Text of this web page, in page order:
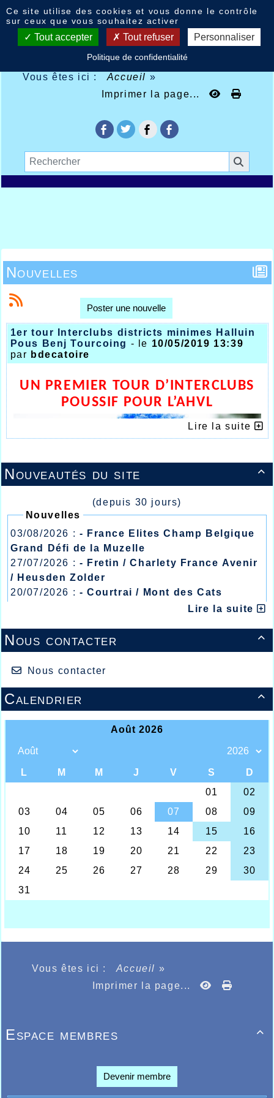
Vous êtes ici : Accueil »
Imprimer la page...

Nouveautés du site
(depuis 30 jours)
Nouvelles
03/08/2026 : - France Elites Champ Belgique
Grand Défi de la Muzelle
27/07/2026 : - Fretin / Charlety France Avenir
/ Heusden Zolder
20/07/2026 : - Courtrai / Mont des Cats
- Lyon / Meeting Abeilles /Lire la suite

Nous contacter
Nous contacter

Calendrier
Nouvelles
Poster une nouvelle
1er tour Interclubs districts minimes Halluin
Pous Benj Tourcoing - le 10/05/2019 13:39
par bdecatoire
UN PREMIER TOUR D’INTERCLUBS
POUSSIF POUR L’AHVL
Le week-end dernier c’est à Lens, au stade Léo
Lagrange que se réunissaient les athlètes de l’AHVL
pour la nationale 3 avec pour opposition
Haubourdin, Somain, Anzin, Lens, St Amand, et
même si au départ les Halluinois auraient aimé
réaliser un score leur permettant de se maintenir
en nationale 3, les athlètes de pointes blessés dans
l’équipe tels qu’Agathe Delahoutre, Emma
Meirhaeghe, Justin Jude, la mise au repos après son
marathon record il y a une semaine de Thomas
Deleu, devaient peser lourd dans la balance plus
semblait dès le départ assez ardue, et c’est un total
de 29806 points qui devait reléguer les jaunes et
bleus à la 5
èmeplace du match remporté par
Haubourdin LW. Heureusement Agathe Penet devait
14.53 au 100m haies et 1m45 au saut en hauteur, il
d’Anaïs Courtois sur 200m 28.59 de Léa
Vanhaverbeke sur 800m 2.37.24, 14.11 d’Eponine
Deribreux et 14.31 Laura Bevière toutes deux sur
longueur de Julie Deprez, 2.40.41 sur 800m de
Rachel Vanlerberghe, chez les garçons les 11.26
longueur, 4.06.56 de Salim Bouaoud sur 1500m, Léo
Baptiste Legrand et 2.03.86 pour Antoine Bogaert
27.03.82 sur le 5000m marche pour Amaury
100m pour Quentin Soldera, 1m55 en hauteur pour
Baptiste Legrand, 25.36 sur 200m pour Antoine
Catoire.
Lire la suite
Vous êtes ici : Accueil »
Imprimer la page...

Espace membres
Devenir membre
Ce site utilise des cookies et vous donne le contrôle
sur ceux que vous souhaitez activer
Tout accepter Tout refuser Personnaliser
Politique de confidentialité